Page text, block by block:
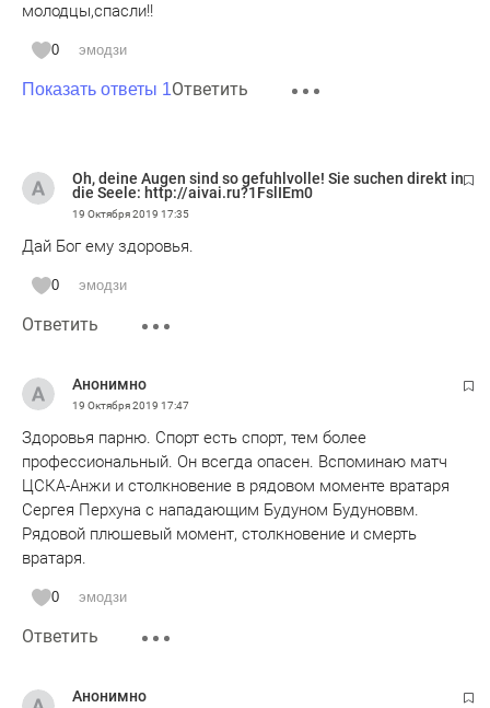
молодцы,спасли!!
0 эмодзи
Показать ответы 1Ответить
Oh, deine Augen sind so gefuhlvolle! Sie suchen direkt in
die Seele: http://aivai.ru?1FslIEm0
19 Октября 2019 17:35
Дай Бог ему здоровья.
0 эмодзи
Ответить
Анонимно
19 Октября 2019 17:47
Здоровья парню. Спорт есть спорт, тем более
профессиональный. Он всегда опасен. Вспоминаю матч
ЦСКА-Анжи и столкновение в рядовом моменте вратаря
Сергея Перхуна с нападающим Будуном Будуноввм.
Рядовой плюшевый момент, столкновение и смерть
вратаря.
0 эмодзи
Ответить
Анонимно